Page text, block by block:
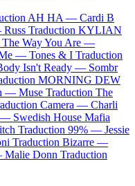
AH HA — Cardi B
Russ Traduction KYLIAN
The Way You Are —
Me — Tones & I Traduction
Isn't Ready — Sombr
MORNING DEW
— Muse Traduction The
Camera — Charli
— Swedish House Mafia
Traduction 99% — Jessie
Traduction Bizarre —
Malie Donn Traduction